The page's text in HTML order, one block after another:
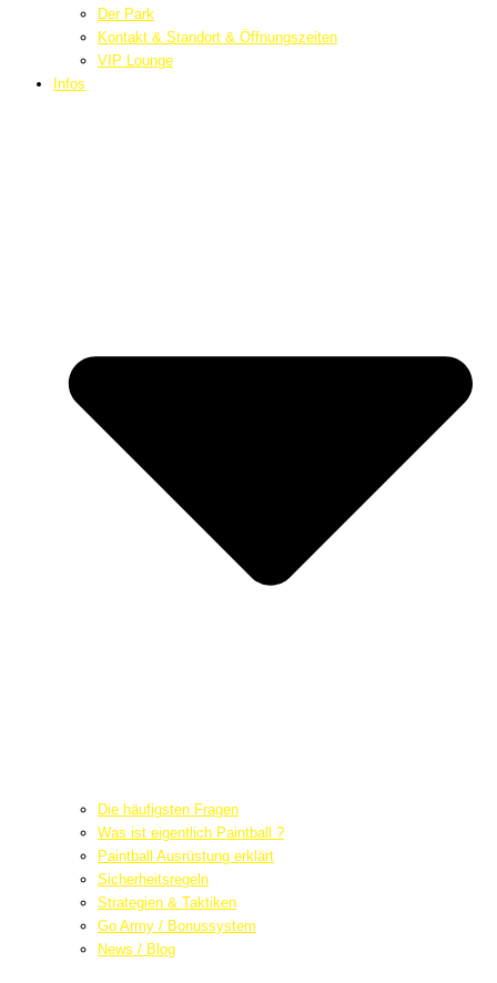
Der Park
Kontakt & Standort & Öffnungszeiten
VIP Lounge
Infos
Die häufigsten Fragen
Was ist eigentlich Paintball ?
Paintball Ausrüstung erklärt
Sicherheitsregeln
Strategien & Taktiken
Go Army / Bonussystem
News / Blog